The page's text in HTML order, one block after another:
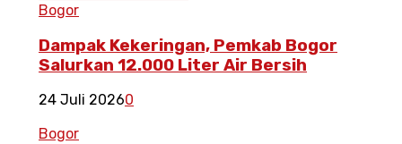
Bogor
Dampak Kekeringan, Pemkab Bogor
Salurkan 12.000 Liter Air Bersih
24 Juli 20260
Bogor